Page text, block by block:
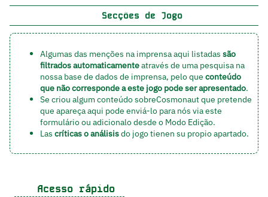
Secções de Jogo
Algumas das menções na imprensa aqui listadas são
filtrados automaticamenteatravés de uma pesquisa na
nossa base de dados de imprensa, pelo que conteúdo
que não corresponde a este jogo pode ser apresentado.
Se criou algum conteúdo sobreCosmonaut que pretende
que apareça aqui pode enviá-lo para nós viaeste
formulárioou adicionalodesde o Modo Edição.
Las críticas o análisisdo jogo tienen su propio apartado.
Acesso rápido